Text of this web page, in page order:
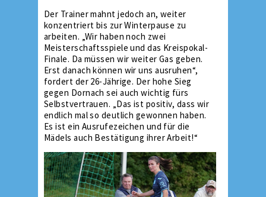
Der Trainer mahnt jedoch an, weiter
konzentriert bis zur Winterpause zu
arbeiten. „Wir haben noch zwei
Meisterschaftsspiele und das Kreispokal-
Finale. Da müssen wir weiter Gas geben.
Erst danach können wir uns ausruhen“,
fordert der 26-Jährige. Der hohe Sieg
gegen Dornach sei auch wichtig fürs
Selbstvertrauen. „Das ist positiv, dass wir
endlich mal so deutlich gewonnen haben.
Es ist ein Ausrufezeichen und für die
Mädels auch Bestätigung ihrer Arbeit!“